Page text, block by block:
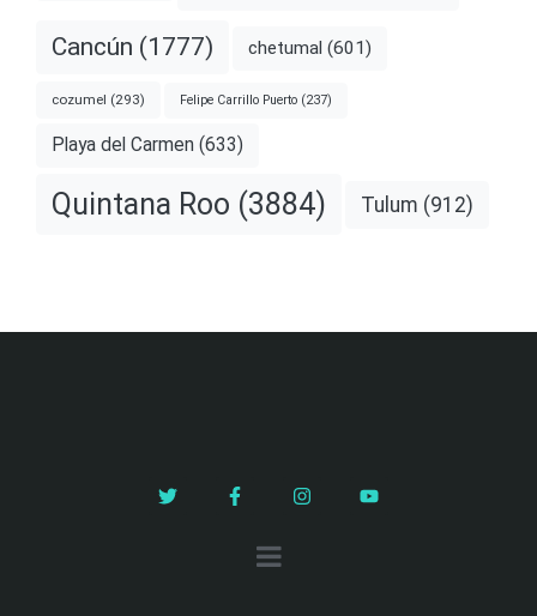
Cancún (1777) chetumal (601)
cozumel (293) Felipe Carrillo Puerto (237)
Playa del Carmen (633)
Quintana Roo (3884) Tulum (912)